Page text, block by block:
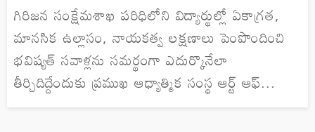
గిరిజన సంక్షేమశాఖ పరిధిలోని విద్యార్థుల్లో ఏకాగ్రత,
మానసిక ఉల్లాసం, నాయకత్వ లక్షణాలు పెంపొందించి
భవిష్యత్ సవాళ్లను సమర్థంగా ఎదుర్కొనేలా
తీర్చిదిద్దేందుకు ప్రముఖ ఆధ్యాత్మిక సంస్థ ఆర్ట్ ఆఫ్...